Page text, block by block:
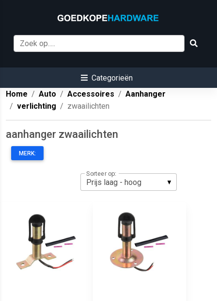
Categorieën
Home
Auto Accessoires
Aanhanger
verlichting
zwaailichten
aanhanger zwaailichten
MERK:
Sorteer op: